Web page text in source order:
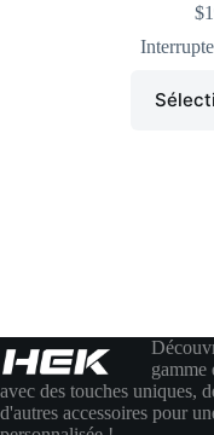
$
gamme
avec des touches uniques,
d'autres accessoires pour